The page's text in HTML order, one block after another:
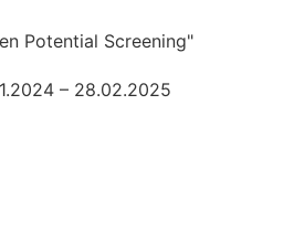
Potential Screening"
– 28.02.2025